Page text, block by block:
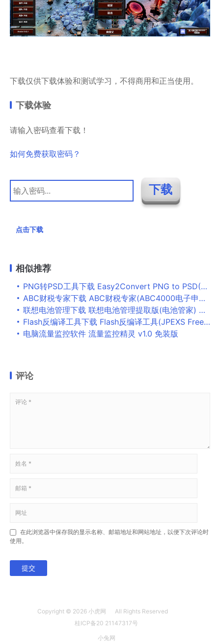
下载仅供下载体验和测试学习，不得商用和正当使用。
下载体验
请输入密码查看下载！
如何免费获取密码？
点击下载
相似推荐
PNG转PSD工具下载 Easy2Convert PNG to PSD(PNG转PSD软件) v2.6 免费安装版
ABC财税专家下载 ABC财税专家(ABC4000电子申报缴税软件) v2.5.9 官方安装版
联想电池管理下载 联想电池管理提取版(电池管家) V3.0.800.7261 免装版
Flash反编译工具下载 Flash反编译工具(JPEXS Free Flash Decompiler) v12.0.1 中文多语安装版
电脑流量监控软件 流量监控精灵 v1.0 免装版
评论
在此浏览器中保存我的显示名称、邮箱地址和网站地址，以便下次评论时
使用。
提交
Copyright © 2026 小虎网
All Rights Reserved
桂ICP备20 21147317号
小兔网